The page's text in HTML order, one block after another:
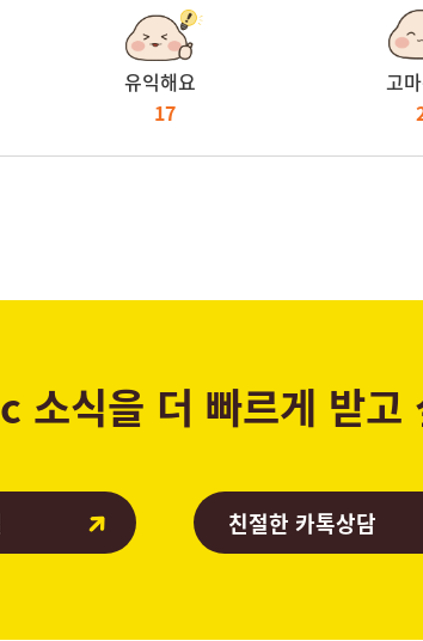
유익해요
17
고
소식을 더 빠르게 받고
친절한 카톡상담